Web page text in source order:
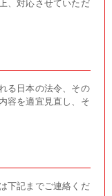
、対応させていただ
る日本の法令、その
容を適宜見直し、そ
下記までご連絡くだ